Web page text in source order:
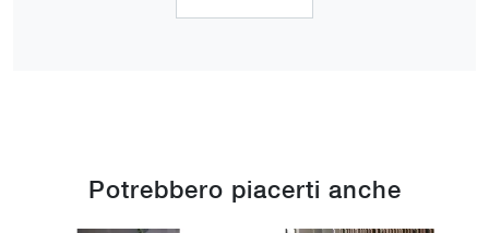
Potrebbero piacerti anche